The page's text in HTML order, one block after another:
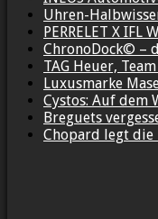
Uhren-
PERRELET X IFL
ChronoDock© –
TAG Heuer,
Luxusmarke
Cystos: Auf dem
Breguets
Chopard legt die